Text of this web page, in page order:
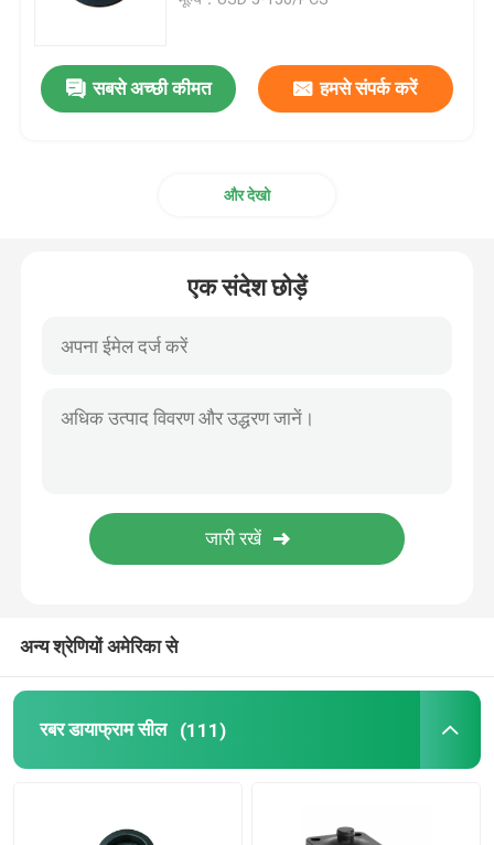
समग्र डायाफ्राम
रबर शॉक अवशोषक
स्टेनलेस स्टील लचीली नली
कम दबाव हाइड्रोलिक नली
रोलिंग डायफ्राम सील
सबसे अच्छी कीमत हमसे संपर्क करें
और देखो
एक संदेश छोड़ें
अन्य श्रेणियों अमेरिका से
रबर डायाफ्राम सील (111)